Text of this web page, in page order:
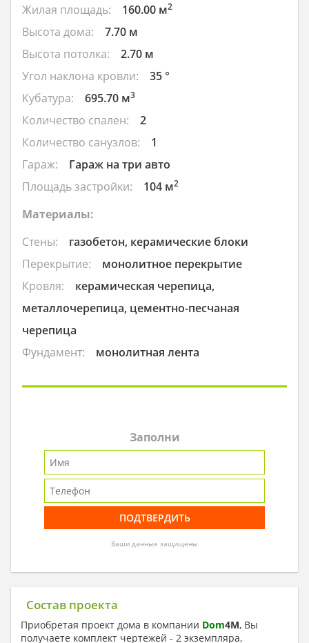
Жилая площадь: 160.00 м2
Высота дома:
7.70 м
Высота потолка:
2.70 м
Угол наклона кровли:
35 °
Кубатура:
695.70 м3
Количество спален:
2
Количество санузлов:
1
Гараж:
Гараж на три авто
Площадь застройки:
104 м2
Материалы:
Стены:
газобетон, керамические блоки
Перекрытие:
монолитное перекрытие
Кровля:
керамическая черепица,
металлочерепица, цементно-песчаная
черепица
Фундамент:
монолитная лента
Заполни
Ваши данные защищены
Состав проекта
Приобретая проект дома в компании Dom4M, Вы
получаете комплект чертежей - 2 экземпляра,